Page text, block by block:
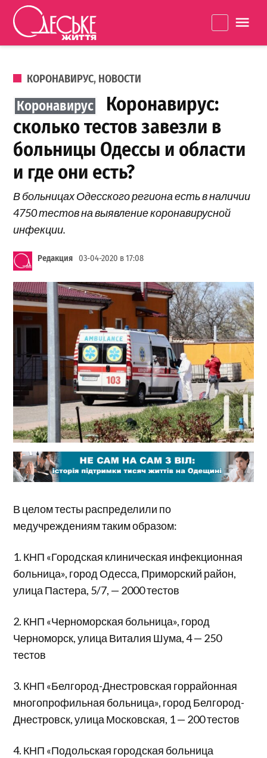
Перейти к содержанию
життя
ОПУБЛИКОВАНО В
КОРОНАВИРУС, НОВОСТИ
Коронавирус:
сколько тестов завезли в
больницы Одессы и области
и где они есть?
В больницах Одесского региона есть в наличии
4750 тестов на выявление коронавирусной
инфекции.
Редакция 03-04-2020 в 17:08
В целом тесты распределили по
медучреждениям таким образом:
1. КНП «Городская клиническая инфекционная
больница», город Одесса, Приморский район,
улица Пастера, 5/7, — 2000 тестов
2. КНП «Черноморская больница», город
Черноморск, улица Виталия Шума, 4 — 250
тестов
3. КНП «Белгород-Днестровская горрайонная
многопрофильная больница», город Белгород-
Днестровск, улица Московская, 1 — 200 тестов
4. КНП «Подольская городская больница